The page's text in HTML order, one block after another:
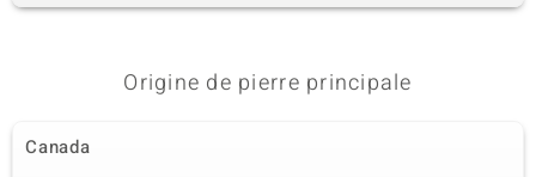
Origine de pierre principale
Canada